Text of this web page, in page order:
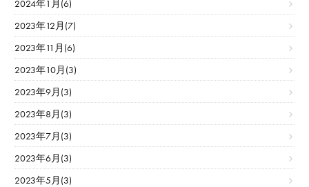
2024年1月(6)
2023年12月(7)
2023年11月(6)
2023年10月(3)
2023年9月(3)
2023年8月(3)
2023年7月(3)
2023年6月(3)
2023年5月(3)